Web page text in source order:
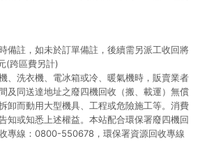
備註，如未於訂單備註，後續需另派工收回將
(跨區費另計)
、洗衣機、電冰箱或冷、暖氣機時，販賣業者
及同送達地址之廢四機回收（搬、載運）無償
卸而動用大型機具、工程或危險施工等。消費
知或知悉上述權益。本站配合環保署廢四機回
專線：0800-550678，環保署資源回收專線